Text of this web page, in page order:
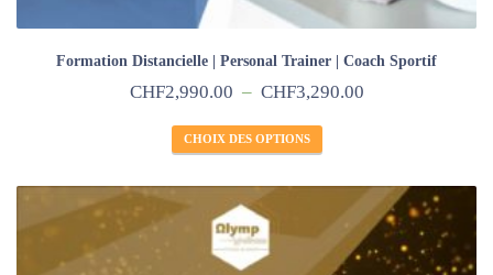
Formation Distancielle | Personal Trainer | Coach Sportif
CHF2,990.00 – CHF3,290.00
CHOIX DES OPTIONS